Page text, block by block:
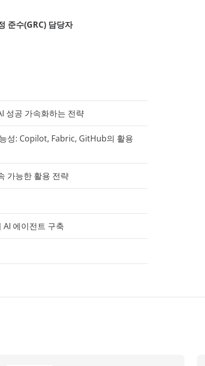
준수(GRC) 담당자
성공 가속화하는 전략
성: Copilot, Fabric, GitHub의 활용
가능한 활용 전략
에이전트 구축